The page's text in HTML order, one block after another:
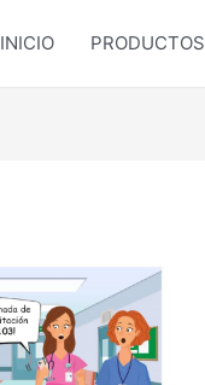
INICIO PRODUCTOS